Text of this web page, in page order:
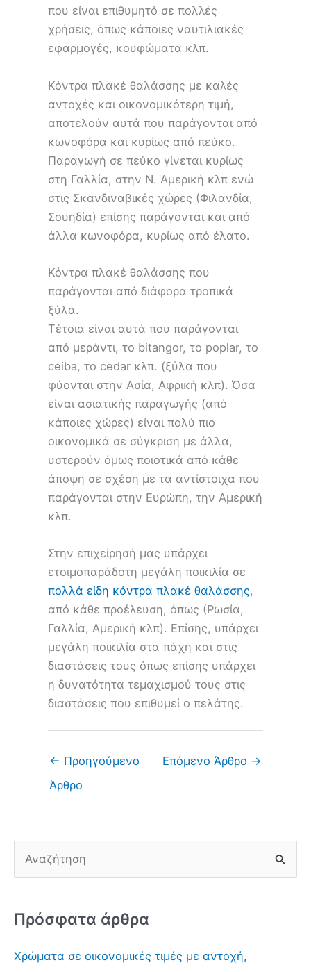
που είναι επιθυμητό σε πολλές
χρήσεις, όπως κάποιες ναυτιλιακές
εφαρμογές, κουφώματα κλπ.
Κόντρα πλακέ θαλάσσης με καλές
αντοχές και οικονομικότερη τιμή,
αποτελούν αυτά που παράγονται από
κωνοφόρα και κυρίως από πεύκο.
Παραγωγή σε πεύκο γίνεται κυρίως
στη Γαλλία, στην Ν. Αμερική κλπ ενώ
στις Σκανδιναβικές χώρες (Φιλανδία,
Σουηδία) επίσης παράγονται και από
άλλα κωνοφόρα, κυρίως από έλατο.
Κόντρα πλακέ θαλάσσης που
παράγονται από διάφορα τροπικά
ξύλα.
Τέτοια είναι αυτά που παράγονται
από μεράντι, το bitangor, το poplar, το
ceiba, το cedar κλπ. (ξύλα που
φύονται στην Ασία, Αφρική κλπ). Όσα
είναι ασιατικής παραγωγής (από
κάποιες χώρες) είναι πολύ πιο
οικονομικά σε σύγκριση με άλλα,
υστερούν όμως ποιοτικά από κάθε
άποψη σε σχέση με τα αντίστοιχα που
παράγονται στην Ευρώπη, την Αμερική
κλπ.
Στην επιχείρησή μας υπάρχει
ετοιμοπαράδοτη μεγάλη ποικιλία σε
πολλά είδη κόντρα πλακέ θαλάσσης,
από κάθε προέλευση, όπως (Ρωσία,
Γαλλία, Αμερική κλπ). Επίσης, υπάρχει
μεγάλη ποικιλία στα πάχη και στις
διαστάσεις τους όπως επίσης υπάρχει
η δυνατότητα τεμαχισμού τους στις
διαστάσεις που επιθυμεί ο πελάτης.
← Προηγούμενο
Άρθρο
Επόμενο Άρθρο →
ζ
τ
Πρόσφατα άρθρα
Χρώματα σε οικονομικές τιμές με αντοχή,